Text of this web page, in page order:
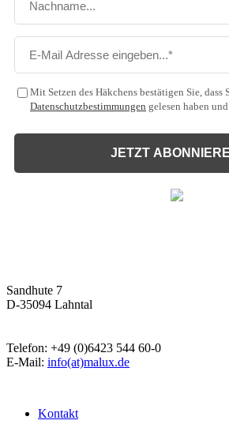
Mit Setzen des Häkchens bestätigen Sie, dass
Datenschutzbestimmungen gelesen haben
JETZT
Sandhute 7
D-35094 Lahntal
Telefon: +49 (0)6423 544 60-0
E-Mail: info(at)malux.de
Kontakt